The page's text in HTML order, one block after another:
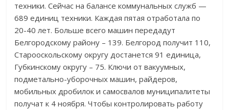
техники. Сейчас на балансе коммунальных служб —
689 единиц техники. Каждая пятая отработала по
20-40 лет. Больше всего машин передадут
Белгородскому району – 139. Белгород получит 110,
Старооскольскому округу достанется 91 единица,
Губкинскому округу – 75. Ключи от вакуумных,
подметально-уборочных машин, райдеров,
мобильных дробилок и самосвалов муниципалитеты
получат к 4 ноября. Чтобы контролировать работу